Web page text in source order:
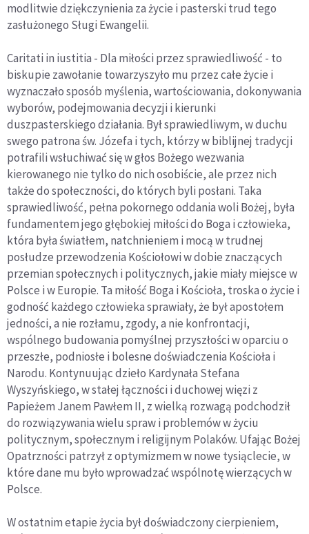
modlitwie dziękczynienia za życie i pasterski trud tego
zasłużonego Sługi Ewangelii.
Caritati in iustitia - Dla miłości przez sprawiedliwość - to
biskupie zawołanie towarzyszyło mu przez całe życie i
wyznaczało sposób myślenia, wartościowania, dokonywania
wyborów, podejmowania decyzji i kierunki
duszpasterskiego działania. Był sprawiedliwym, w duchu
swego patrona św. Józefa i tych, którzy w biblijnej tradycji
potrafili wsłuchiwać się w głos Bożego wezwania
kierowanego nie tylko do nich osobiście, ale przez nich
także do społeczności, do których byli posłani. Taka
sprawiedliwość, pełna pokornego oddania woli Bożej, była
fundamentem jego głębokiej miłości do Boga i człowieka,
która była światłem, natchnieniem i mocą w trudnej
posłudze przewodzenia Kościołowi w dobie znaczących
przemian społecznych i politycznych, jakie miały miejsce w
Polsce i w Europie. Ta miłość Boga i Kościoła, troska o życie i
godność każdego człowieka sprawiały, że był apostołem
jedności, a nie rozłamu, zgody, a nie konfrontacji,
wspólnego budowania pomyślnej przyszłości w oparciu o
przeszłe, podniosłe i bolesne doświadczenia Kościoła i
Narodu. Kontynuując dzieło Kardynała Stefana
Wyszyńskiego, w stałej łączności i duchowej więzi z
Papieżem Janem Pawłem II, z wielką rozwagą podchodził
do rozwiązywania wielu spraw i problemów w życiu
politycznym, społecznym i religijnym Polaków. Ufając Bożej
Opatrzności patrzył z optymizmem w nowe tysiąclecie, w
które dane mu było wprowadzać wspólnotę wierzących w
Polsce.
W ostatnim etapie życia był doświadczony cierpieniem,